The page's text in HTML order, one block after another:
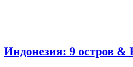
Индонезия: 9 остров &